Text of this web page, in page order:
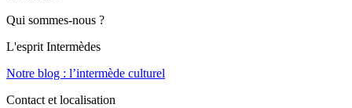
Qui sommes-nous ?
L'esprit Intermèdes
Notre blog : l’intermède culturel
Contact et localisation